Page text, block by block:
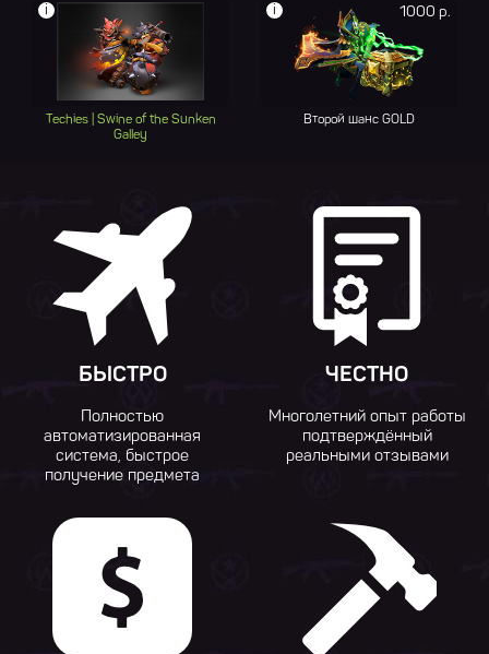
i
Techies | Swine of the Sunken
Galley
1000 р.
i
Второй шанс GOLD
БЫСТРО
Полностью
автоматизированная
система, быстрое
получение предмета
ЧЕСТНО
Многолетний опыт работы
подтверждённый
реальными отзывами